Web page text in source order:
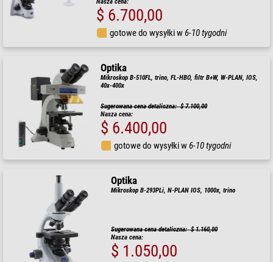
Nasza cena:
$ 6.700,00
gotowe do wysyłki w6-10 tygodni
Optika
Mikroskop B-510FL, trino, FL-HBO, filtr B+W, W-PLAN, IOS,
40x-400x
Sugerowana cena detaliczna: $ 7.100,00
Nasza cena:
$ 6.400,00
gotowe do wysyłki w6-10 tygodni
Optika
Mikroskop B-293PLi, N-PLAN IOS, 1000x, trino
Sugerowana cena detaliczna: $ 1.160,00
Nasza cena:
$ 1.050,00